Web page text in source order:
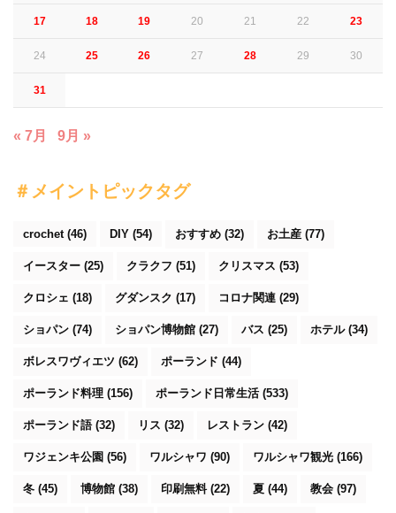
17 18 19 20 21 22 23
24 25 26 27 28 29 30
31
« 7月 9月 »
＃メイントピックタグ
crochet(46) DIY (54) おすすめ (32) お土産 (77)
イースター (25) クラクフ (51) クリスマス (53)
クロシェ (18) グダンスク (17) コロナ関連 (29)
ショパン (74) ショパン博物館 (27) バス (25) ホテル(34)
ボレスワヴィエツ (62) ポーランド (44)
ポーランド料理 (156) ポーランド日常生活(533)
ポーランド語(32) リス (32) レストラン (42)
ワジェンキ公園 (56) ワルシャワ (90) ワルシャワ観光 (166)
冬 (45) 博物館 (38) 印刷無料(22) 夏 (44) 教会 (97)